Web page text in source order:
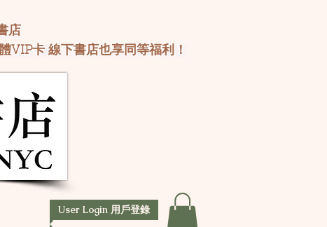
店
VIP卡 線下書店也享同等福利！
User Login 用戶登錄